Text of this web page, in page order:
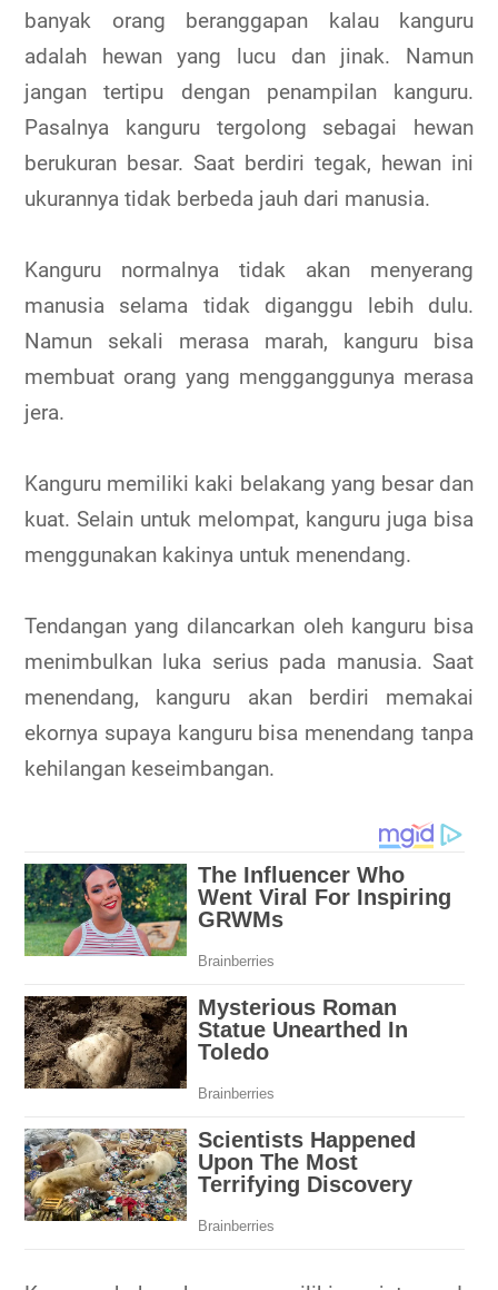
banyak orang beranggapan kalau kanguru
adalah hewan yang lucu dan jinak. Namun
jangan tertipu dengan penampilan kanguru.
Pasalnya kanguru tergolong sebagai hewan
berukuran besar. Saat berdiri tegak, hewan ini
ukurannya tidak berbeda jauh dari manusia.
Kanguru normalnya tidak akan menyerang
manusia selama tidak diganggu lebih dulu.
Namun sekali merasa marah, kanguru bisa
membuat orang yang mengganggunya merasa
jera.
Kanguru memiliki kaki belakang yang besar dan
kuat. Selain untuk melompat, kanguru juga bisa
menggunakan kakinya untuk menendang.
Tendangan yang dilancarkan oleh kanguru bisa
menimbulkan luka serius pada manusia. Saat
menendang, kanguru akan berdiri memakai
ekornya supaya kanguru bisa menendang tanpa
kehilangan keseimbangan.